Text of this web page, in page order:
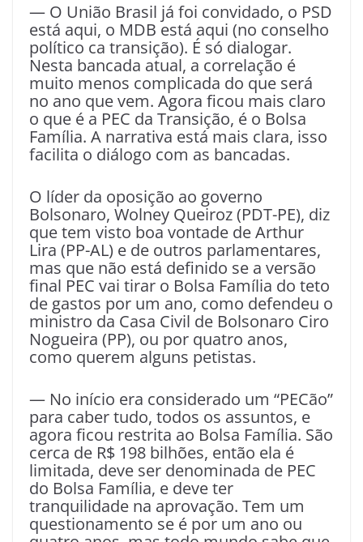
— O União Brasil já foi convidado, o PSD
está aqui, o MDB está aqui (no conselho
político ca transição). É só dialogar.
Nesta bancada atual, a correlação é
muito menos complicada do que será
no ano que vem. Agora ficou mais claro
o que é a PEC da Transição, é o Bolsa
Família. A narrativa está mais clara, isso
facilita o diálogo com as bancadas.
O líder da oposição ao governo
Bolsonaro, Wolney Queiroz (PDT-PE), diz
que tem visto boa vontade de Arthur
Lira (PP-AL) e de outros parlamentares,
mas que não está definido se a versão
final PEC vai tirar o Bolsa Família do teto
de gastos por um ano, como defendeu o
ministro da Casa Civil de Bolsonaro Ciro
Nogueira (PP), ou por quatro anos,
como querem alguns petistas.
— No início era considerado um “PECão”
para caber tudo, todos os assuntos, e
agora ficou restrita ao Bolsa Família. São
cerca de R$ 198 bilhões, então ela é
limitada, deve ser denominada de PEC
do Bolsa Família, e deve ter
tranquilidade na aprovação. Tem um
questionamento se é por um ano ou